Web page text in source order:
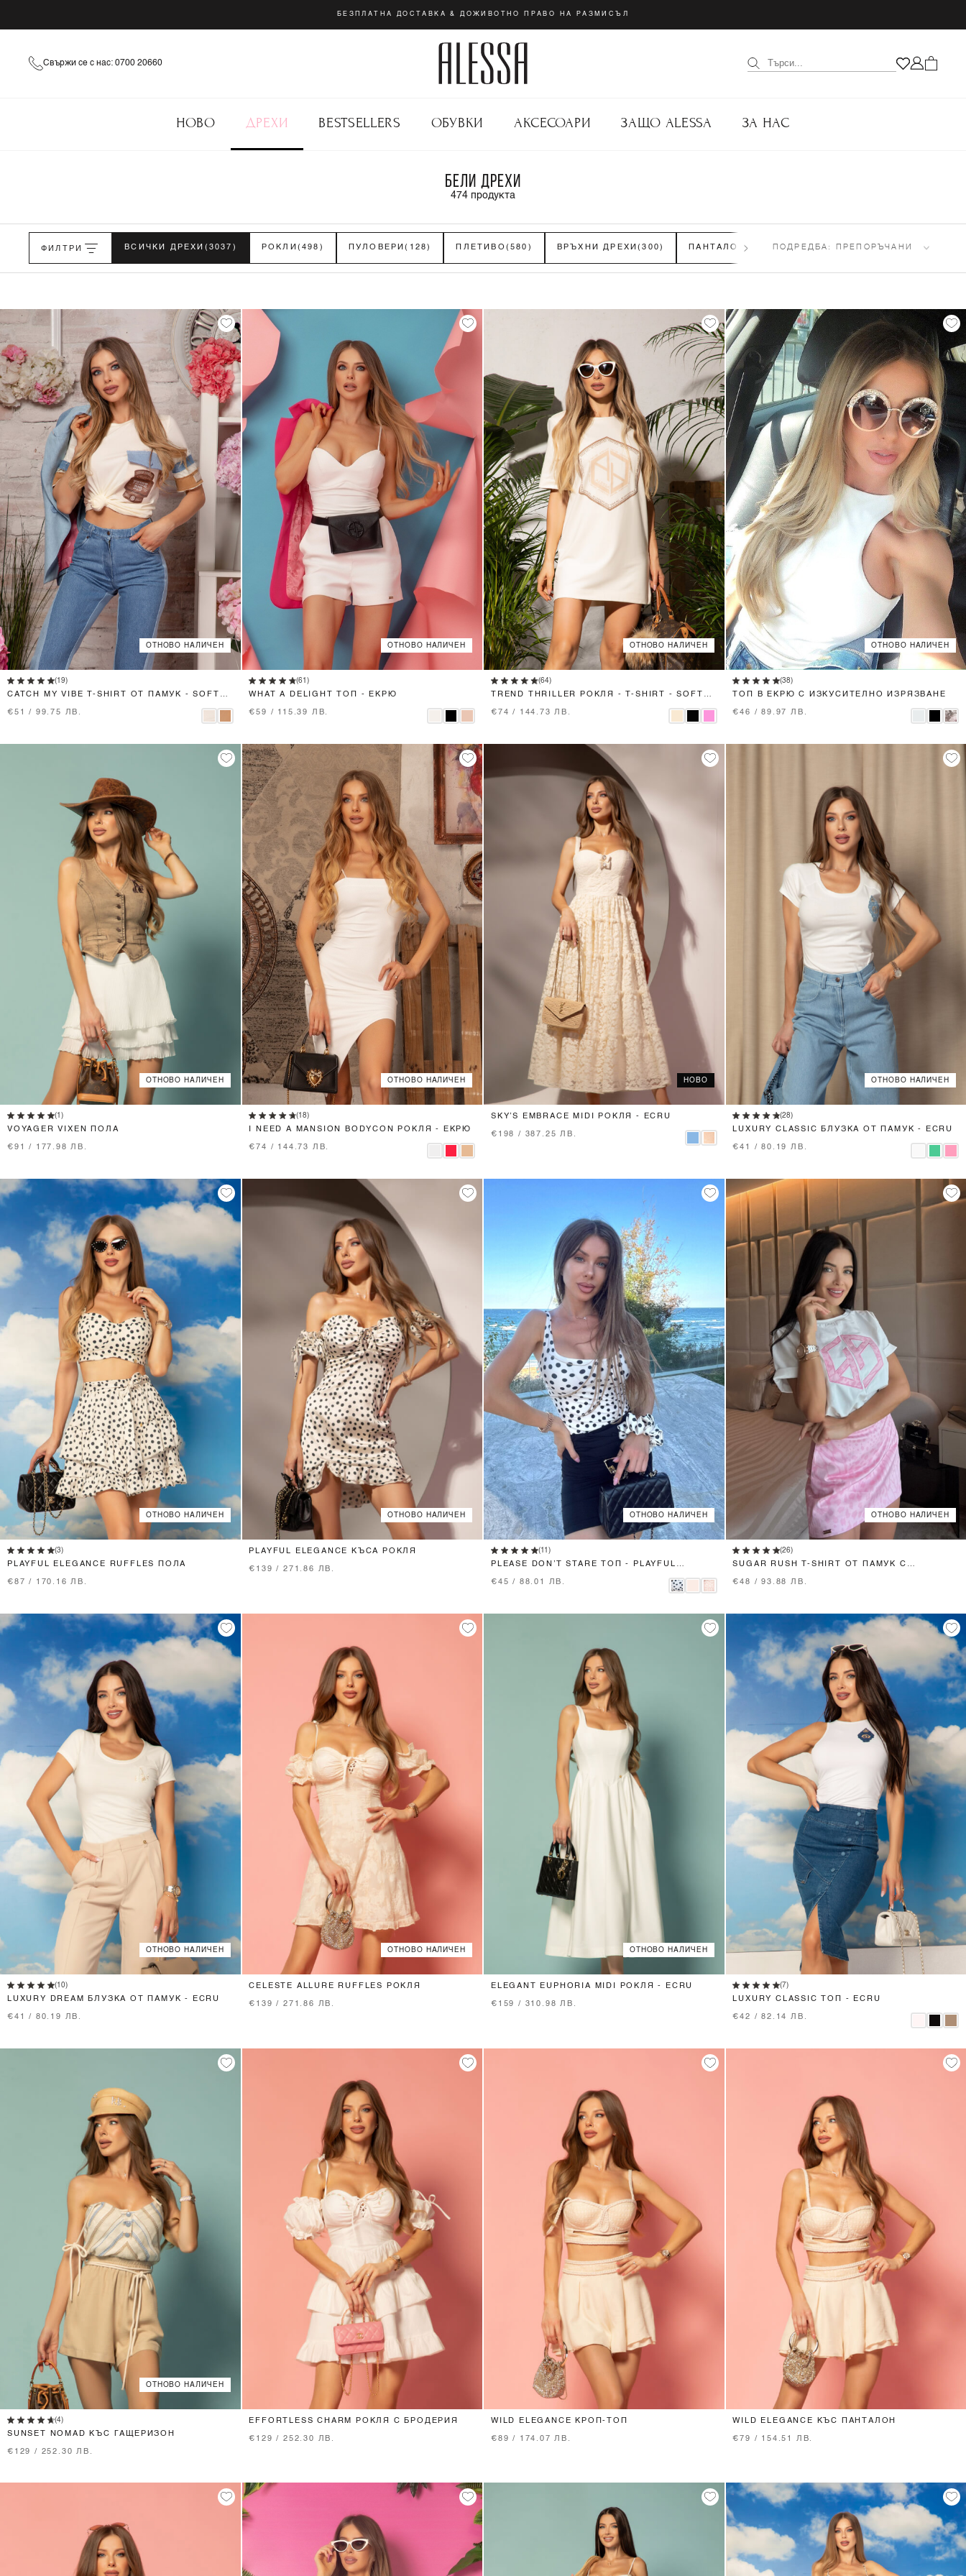
БЕЗПЛАТНА ДОСТАВКА & ДОЖИВОТНО ПРАВО НА РАЗМИСЪЛ
Свържи се с нас: 0700 20660
НОВО ДРЕХИ BESTSELLERS ОБУВКИ АКСЕСОАРИ ЗАЩО ALESSA ЗА НАС
БЕЛИ ДРЕХИ
474 продукта
ФИЛТРИ ВСИЧКИ ДРЕХИ (3037) РОКЛИ(498) ПУЛОВЕРИ(128) ПЛЕТИВО (580) ВРЪХНИ ДРЕХИ(300) ПАНТАЛОНИ (433) ТОПОВЕ(609) ОФИС
ПОДРЕДБА: ПРЕПОРЪЧАНИ
ОТНОВО НАЛИЧЕН
XS S
(19)
CATCH MY VIBE T-SHIRT ОТ ПАМУК - SOFT
€51 / 99.75 ЛВ.
ОТНОВО НАЛИЧЕН
(61)
WHAT A DELIGHT ТОП - ЕКРЮ
€59 / 115.39 ЛВ.
ОТНОВО НАЛИЧЕН
XS
(64)
TREND THRILLER РОКЛЯ - T-SHIRT - SOFT
€74 / 144.73 ЛВ.
ОТНОВО НАЛИЧЕН
XS S M
(38)
ТОП В ЕКРЮ С ИЗКУСИТЕЛНО ИЗРЯЗВАНЕ
€46 / 89.97 ЛВ.
ОТНОВО НАЛИЧЕН
XS S L
(1)
VOYAGER VIXEN ПОЛА
€91 / 177.98 ЛВ.
ОТНОВО НАЛИЧЕН
S M
(18)
I NEED A MANSION BODYCON РОКЛЯ - ЕКРЮ
€74 / 144.73 ЛВ.
НОВО
XS S M
SKY’S EMBRACE MIDI РОКЛЯ - ECRU
€198 / 387.25 ЛВ.
ОТНОВО НАЛИЧЕН
XS M L
(28)
LUXURY CLASSIC БЛУЗКА ОТ ПАМУК - ECRU
€41 / 80.19 ЛВ.
ОТНОВО НАЛИЧЕН
XS L
(3)
PLAYFUL ELEGANCE RUFFLES ПОЛА
€87 / 170.16 ЛВ.
ОТНОВО НАЛИЧЕН
XS M
PLAYFUL ELEGANCE КЪСА РОКЛЯ
€139 / 271.86 ЛВ.
ОТНОВО НАЛИЧЕН
M L
(11)
PLEASE DON’T STARE ТОП - PLAYFUL
€45 / 88.01 ЛВ.
ОТНОВО НАЛИЧЕН
XS M L
(26)
SUGAR RUSH T-SHIRT ОТ ПАМУК С
€48 / 93.88 ЛВ.
ОТНОВО НАЛИЧЕН
XS S L
(10)
LUXURY DREAM БЛУЗКА ОТ ПАМУК - ECRU
€41 / 80.19 ЛВ.
ОТНОВО НАЛИЧЕН
L
CELESTE ALLURE RUFFLES РОКЛЯ
€139 / 271.86 ЛВ.
ОТНОВО НАЛИЧЕН
XS S M L
ELEGANT EUPHORIA MIDI РОКЛЯ - ECRU
€159 / 310.98 ЛВ.
S
(7)
LUXURY CLASSIC ТОП - ECRU
€42 / 82.14 ЛВ.
ОТНОВО НАЛИЧЕН
S M
(4)
SUNSET NOMAD КЪС ГАЩЕРИЗОН
€129 / 252.30 ЛВ.
S M L
EFFORTLESS CHARM РОКЛЯ С БРОДЕРИЯ
€129 / 252.30 ЛВ.
WILD ELEGANCE КРОП-ТОП
€89 / 174.07 ЛВ.
M
WILD ELEGANCE КЪС ПАНТАЛОН
€79 / 154.51 ЛВ.